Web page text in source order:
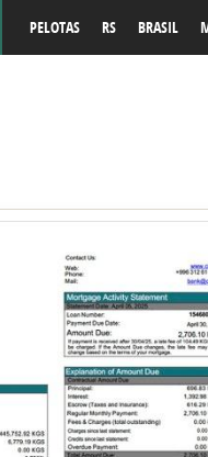
PELOTAS RS BRASIL